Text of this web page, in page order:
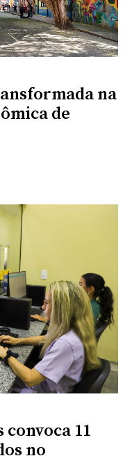
na
de
11
no